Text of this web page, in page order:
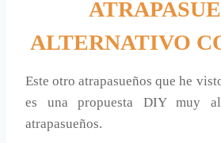
ALTERNATIVO
Este otro atrapasueños que he
es una propuesta DIY muy
atrapasueños.